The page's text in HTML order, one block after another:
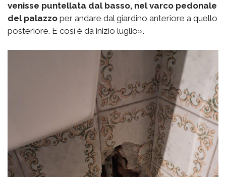
venisse puntellata dal basso, nel varco pedonale
del palazzo per andare dal giardino anteriore a quello
posteriore. E così è da inizio luglio».